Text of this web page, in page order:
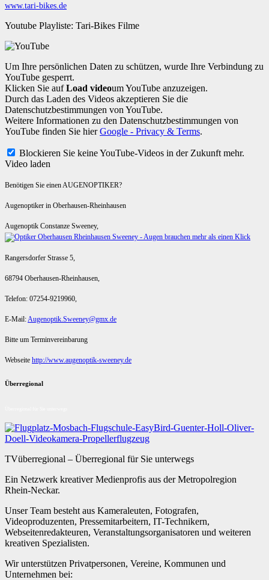
www.tari-bikes.de
Youtube Playliste: Tari-Bikes Filme
Um Ihre persönlichen Daten zu schützen, wurde Ihre Verbindung zu
YouTube gesperrt.
Klicken Sie aufLoad videoum YouTube anzuzeigen.
Durch das Laden des Videos akzeptieren Sie die
Datenschutzbestimmungen von YouTube.
Weitere Informationen zu den Datenschutzbestimmungen von
YouTube finden Sie hierGoogle - Privacy & Terms.
Blockieren Sie keine YouTube-Videos in der Zukunft mehr.
Video laden
Benötigen Sie einen AUGENOPTIKER?
Augenoptiker in Oberhausen-Rheinhausen
Augenoptik Constanze Sweeney,
Rangersdorfer Strasse 5,
68794 Oberhausen-Rheinhausen,
Telefon: 07254-9219960,
E-Mail:Augenoptik.Sweeney@gmx.de
Bitte um Terminvereinbarung
Webseite http://www.augenoptik-sweeney.de
Überregional
TVüberregional – Überregional für Sie unterwegs
Ein Netzwerk kreativer Medienprofis aus der Metropolregion
Rhein-Neckar.
Unser Team besteht aus Kameraleuten, Fotografen,
Videoproduzenten, Pressemitarbeitern, IT-Technikern,
Webseitenredakteuren, Veranstaltungsorganisatoren und weiteren
kreativen Spezialisten.
Wir unterstützen Privatpersonen, Vereine, Kommunen und
Unternehmen bei: